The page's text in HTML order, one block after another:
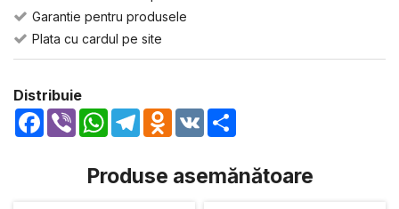
Garantie pentru produsele
Plata cu cardul pe site
Distribuie
Facebook
Viber WhatsApp
TelegramOdnoklassniki
VK
Produse asemănătoare